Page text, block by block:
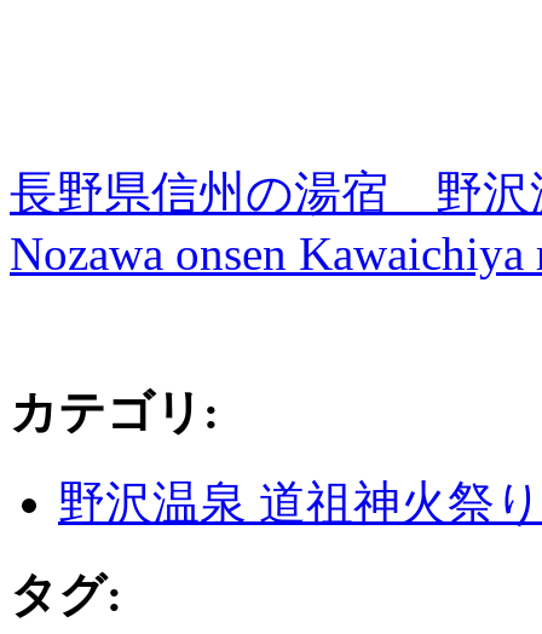
長野県信州の湯宿 野沢
Nozawa onsen Kawaichiya
カテゴリ :
野沢温泉 道祖神火祭り
タグ: